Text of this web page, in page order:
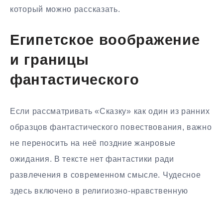
который можно рассказать.
Египетское воображение
и границы
фантастического
Если рассматривать «Сказку» как один из ранних
образцов фантастического повествования, важно
не переносить на неё поздние жанровые
ожидания. В тексте нет фантастики ради
развлечения в современном смысле. Чудесное
здесь включено в религиозно-нравственную